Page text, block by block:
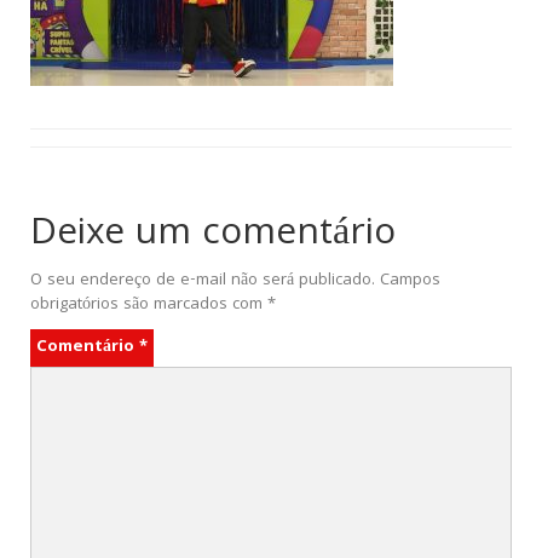
Deixe um comentário
O seu endereço de e-mail não será publicado. Campos
obrigatórios são marcados com *
Comentário *